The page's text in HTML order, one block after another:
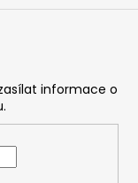
informace o